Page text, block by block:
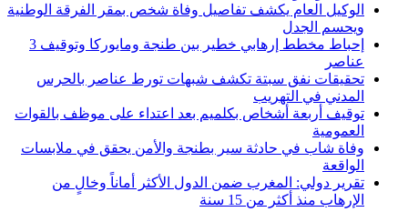
الوكيل العام يكشف تفاصيل وفاة شخص بمقر الفرقة الوطنية
ويحسم الجدل
إحباط مخطط إرهابي خطير بين طنجة ومايوركا وتوقيف 3
عناصر
تحقيقات نفق سبتة تكشف شبهات تورط عناصر بالحرس
المدني في التهريب
توقيف أربعة أشخاص بكلميم بعد اعتداء على موظف بالقوات
العمومية
وفاة شاب في حادثة سير بطنجة والأمن يحقق في ملابسات
الواقعة
تقرير دولي: المغرب ضمن الدول الأكثر أماناً وخالٍ من
الإرهاب منذ أكثر من 15 سنة